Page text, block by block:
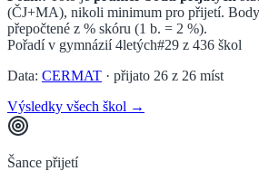
(ČJ+MA), nikoli minimum pro přijetí.
přepočtené z % skóru (1 b. = 2 %).
Pořadí v gymnázií 4letých#29 z 436 škol
Data: CERMAT · přijato 26 z 26 míst
Výsledky všech škol →
Šance přijetí